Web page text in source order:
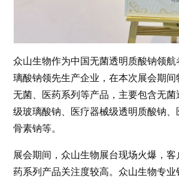
众山生物作为中国无菌透明质酸钠领
璃酸钠领先生产企业，在本次展会期
无菌、医药系列等产品，主要包含无菌
级玻璃酸钠、医疗器械级透明质酸钠
骨素钠等。
展会期间，众山生物展台现场火爆，
药系列产品关注度较高。众山生物专